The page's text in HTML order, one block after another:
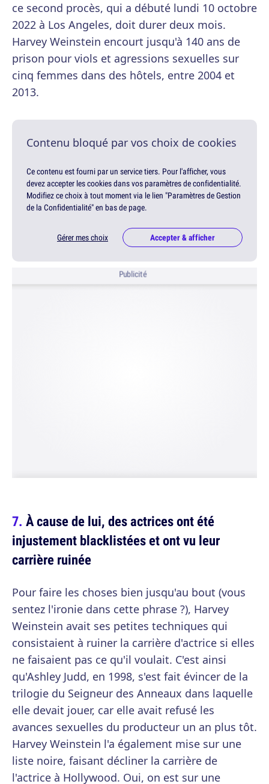
ce second procès, qui a débuté lundi 10 octobre
2022 à Los Angeles, doit durer deux mois.
Harvey Weinstein encourt jusqu'à 140 ans de
prison pour viols et agressions sexuelles sur
cinq femmes dans des hôtels, entre 2004 et
2013.
Contenu bloqué par vos choix de cookies
Ce contenu est fourni par un service tiers. Pour l'afficher, vous
devez accepter les cookies dans vos paramètres de confidentialité.
Modifiez ce choix à tout moment via le lien "Paramètres de Gestion
de la Confidentialité" en bas de page.
Gérer mes choix Accepter & afficher
Publicité
À cause de lui, des actrices ont été
injustement blacklistées et ont vu leur
carrière ruinée
Pour faire les choses bien jusqu'au bout (vous
sentez l'ironie dans cette phrase ?), Harvey
Weinstein avait ses petites techniques qui
consistaient à ruiner la carrière d'actrice si elles
ne faisaient pas ce qu'il voulait. C'est ainsi
qu'Ashley Judd, en 1998, s'est fait évincer de la
trilogie du Seigneur des Anneaux dans laquelle
elle devait jouer, car elle avait refusé les
avances sexuelles du producteur un an plus tôt.
Harvey Weinstein l'a également mise sur une
liste noire, faisant décliner la carrière de
l'actrice à Hollywood. Oui, on est sur une